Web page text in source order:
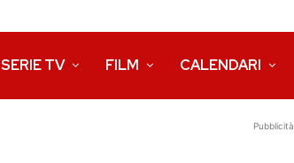
SERIE TV FILM CALENDARI
Pubblicità